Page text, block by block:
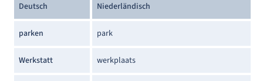
Deutsch Niederländisch
parken park
Werkstatt werkplaats